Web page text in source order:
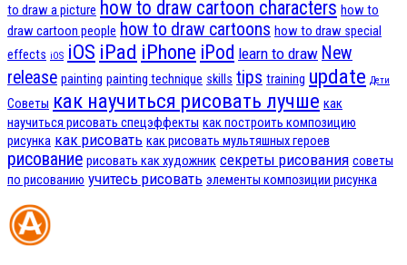
to draw a picture how to draw cartoon characters how to
draw cartoon people how to draw cartoons how to draw special
effects iOS iOS iPad iPhone iPod learn to draw New
release painting painting technique skills tips training update Дети
Советы как научиться рисовать лучше как
научиться рисовать спецэффекты как построить композицию
рисунка как рисовать как рисовать мультяшных героев
рисование рисовать как художник секреты рисования советы
по рисованию учитесь рисовать элементы композиции рисунка